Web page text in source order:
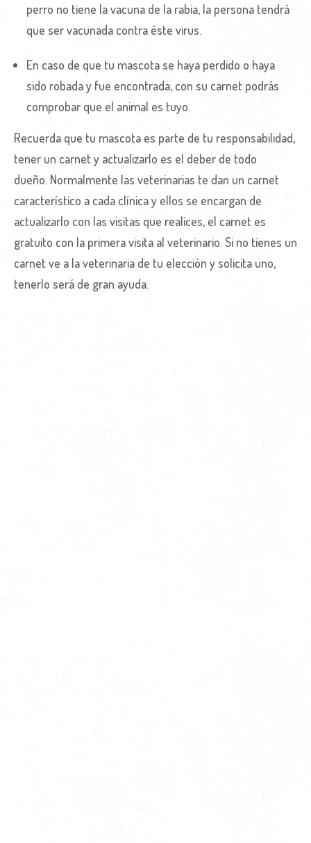
perro no tiene la vacuna de la rabia, la persona tendrá
que ser vacunada contra éste virus.
En caso de que tu mascota se haya perdido o haya
sido robada y fue encontrada, con su carnet podrás
comprobar que el animal es tuyo.
Recuerda que tu mascota es parte de tu responsabilidad,
tener un carnet y actualizarlo es el deber de todo
dueño. Normalmente las veterinarias te dan un carnet
característico a cada clínica y ellos se encargan de
actualizarlo con las visitas que realices, el carnet es
gratuito con la primera visita al veterinario. Si no tienes un
carnet ve a la veterinaria de tu elección y solicita uno,
tenerlo será de gran ayuda.